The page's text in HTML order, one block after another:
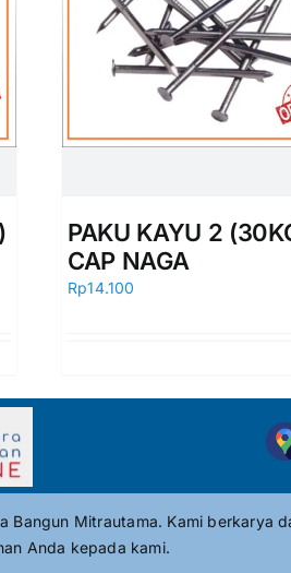
PAKU KAYU 2
CAP NAGA
Rp14.100
Bangun Mitrautama. Kami berkarya
Anda kepada kami.